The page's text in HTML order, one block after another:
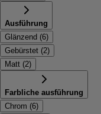
Ausführung
Glänzend (6)
Gebürstet (2)
Matt (2)
Farbliche ausführung
Chrom (6)